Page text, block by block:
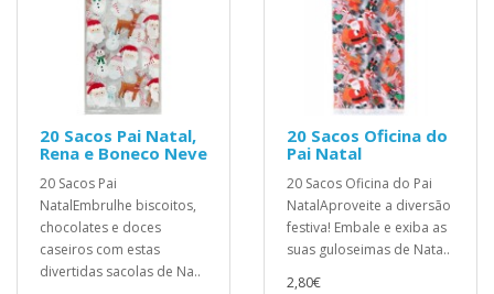
20 Sacos Pai Natal,
Rena e Boneco Neve
20 Sacos Pai
NatalEmbrulhe biscoitos,
chocolates e doces
caseiros com estas
divertidas sacolas de Na..
20 Sacos Oficina do
Pai Natal
20 Sacos Oficina do Pai
NatalAproveite a diversão
festiva! Embale e exiba as
suas guloseimas de Nata..
2,80€